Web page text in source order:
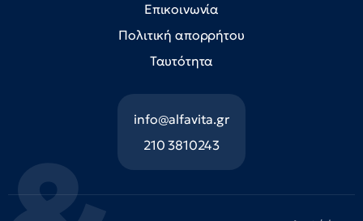
Επικοινωνία
Πολιτική απορρήτου
Ταυτότητα
info@alfavita.gr
210 3810243